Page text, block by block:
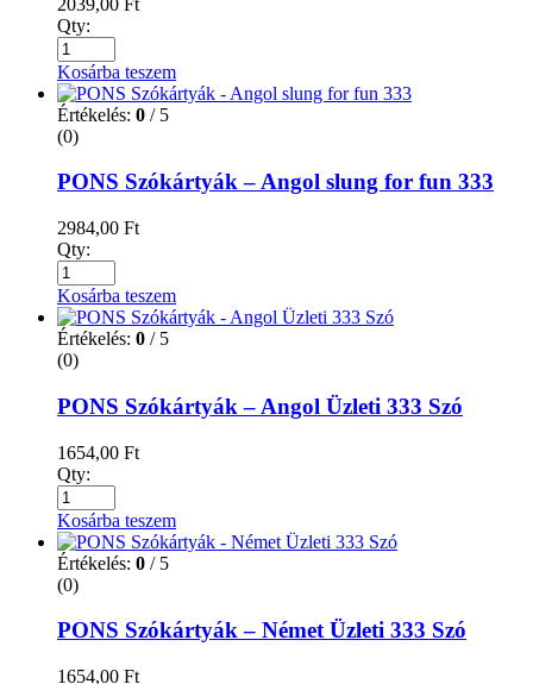
Qty:
Kosárba teszem
Értékelés: 0 / 5
(0)
PONS Szókártyák – Angol slung for fun 333
2984,00 Ft
Qty:
Kosárba teszem
Értékelés: 0 / 5
(0)
PONS Szókártyák – Angol Üzleti 333 Szó
1654,00 Ft
Qty:
Kosárba teszem
Értékelés: 0 / 5
(0)
PONS Szókártyák – Német Üzleti 333 Szó
1654,00 Ft